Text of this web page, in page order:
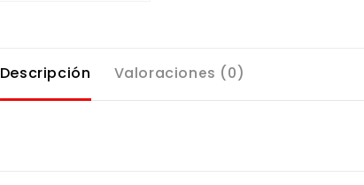
Descripción Valoraciones (0)